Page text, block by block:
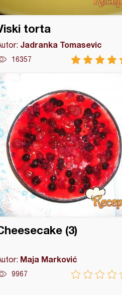
torta
Jadranka Tomasevic
16357
(3)
Maja Marković
9967